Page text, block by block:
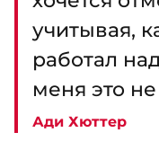
учитывая,
работал
меня это
Ади Хюттер